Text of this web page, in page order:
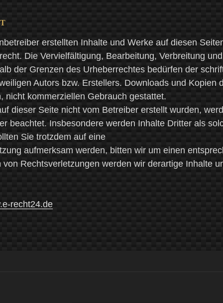
erstellten Inhalte und Werke auf diesen
Die Vervielfältigung, Bearbeitung, Verbreitung
der Grenzen des Urheberrechtes bedürfen der
Autors bzw. Erstellers. Downloads und Kopien
nicht kommerziellen Gebrauch gestattet.
dieser Seite nicht vom Betreiber erstellt wurden,
beachtet. Insbesondere werden Inhalte Dritter als
Sie trotzdem auf eine
aufmerksam werden, bitten wir um einen
von Rechtsverletzungen werden wir derartige Inhalte
recht24.de